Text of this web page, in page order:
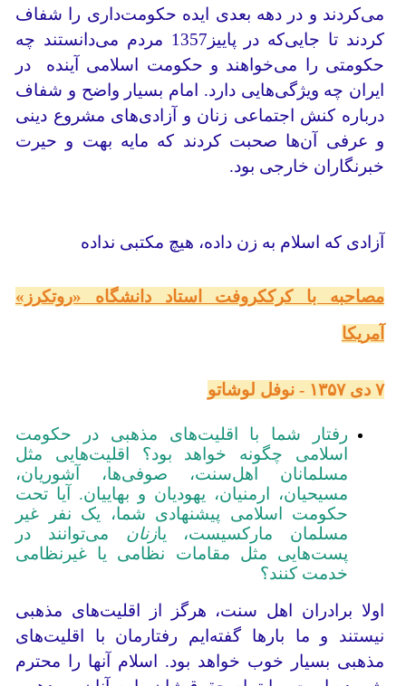
می‌کردند و در دهه بعدی ایده حکومت‌داری‌ را شفاف
کردند تا جایی‌که در پاییز‌1357 مردم می‌دانستند چه
حکومتی را می‌خواهند و حکومت اسلامی آینده در
ایران چه ویژگی‌هایی دارد. امام بسیار واضح و شفاف
درباره کنش اجتماعی زنان و آزادی‌های مشروع دینی
و عرفی آن‌ها صحبت کردند که مایه بهت و حیرت
خبرنگاران خارجی بود.
آزادی‌ که اسلام به زن داده، هیچ مکتبی نداده
مصاحبه با کرککروفت استاد دانشگاه «روتکرز»
آمریکا
۷ دی ۱۳۵۷ - نوفل لوشاتو
رفتار شما با اقلیت‌های مذهبی در حکومت
اسلامی چگونه خواهد بود؟ اقلیت‌هایی مثل
مسلمانان اهل‌سنت، صوفی‌ها، آشوریان،
مسیحیان، ارمنیان، یهودیان و بهاییان. آیا تحت
حکومت اسلامی پیشنهادی شما، یک نفر غیر
مسلمان مارکسیست، یازنان می‌توانند در
پست‌هایی مثل مقامات نظامی یا غیرنظامی
خدمت کنند؟
اولا برادران اهل سنت، هرگز از اقلیت‌های مذهبی
نیستند و ما بارها گفته‌ایم رفتارمان با اقلیت‌های
مذهبی بسیار خوب خواهد بود. اسلام آنها را محترم